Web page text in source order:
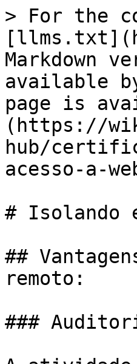
> For the
Markdown
available
page is
(https://
hub/
acesso-a-
# Isolando
##
remoto:
###